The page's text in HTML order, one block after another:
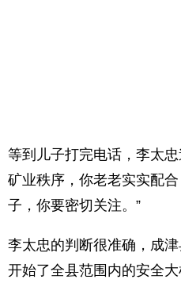
等到儿子打完电话，李太
矿业秩序，你老老实实配
子，你要密切关注。”
李太忠的判断很准确，成
开始了全县范围内的安全